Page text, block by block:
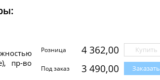
пр-во
Розница 4 362,00 Купить
Под заказ 3 490,00 Заказать